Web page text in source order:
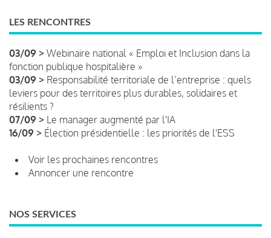
LES RENCONTRES
03/09 > Webinaire national « Emploi et Inclusion dans la
fonction publique hospitalière »
03/09 > Responsabilité territoriale de l’entreprise : quels
leviers pour des territoires plus durables, solidaires et
résilients ?
07/09 > Le manager augmenté par l'IA
16/09 > Élection présidentielle : les priorités de l'ESS
Voir les prochaines rencontres
Annoncer une rencontre
NOS SERVICES